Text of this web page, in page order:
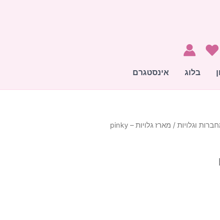
בלוג אינסטגרם
וגלויות / מארז גלויות – pinky